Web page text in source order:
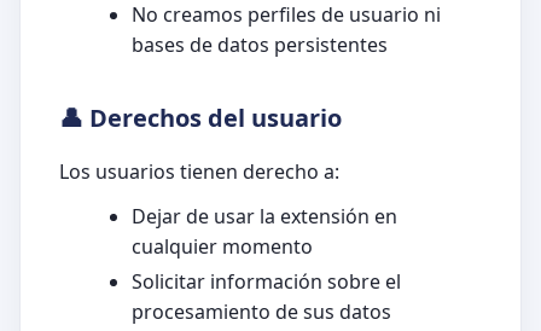
No creamos perfiles de usuario ni
bases de datos persistentes
👤 Derechos del usuario
Los usuarios tienen derecho a:
Dejar de usar la extensión en
cualquier momento
Solicitar información sobre el
procesamiento de sus datos